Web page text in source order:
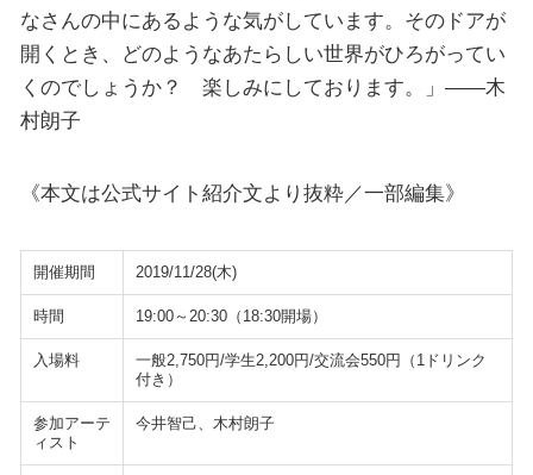
なさんの中にあるような気がしています。そのドアが
開くとき、どのようなあたらしい世界がひろがってい
くのでしょうか？ 楽しみにしております。」――木
村朗子
《本文は公式サイト紹介文より抜粋／一部編集》
開催期間 2019/11/28(木)
時間 19:00～20:30（18:30開場）
入場料
一般2,750円/学生2,200円/交流会550円（1ドリンク
付き）
参加アーテ
ィスト
今井智己、木村朗子